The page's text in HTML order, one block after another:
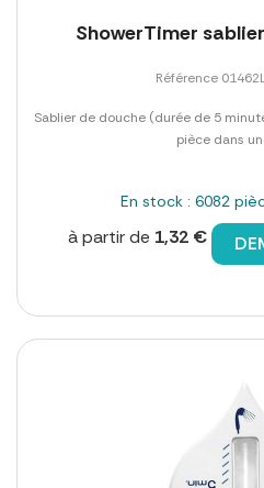
ShowerTimer
Référence
Sablier de douche (durée de 5
pièce dans
En stock : 6082
à partir de 1,32 €